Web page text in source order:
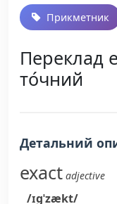
Прикметник
Переклад
то́чний
Детальний
exact adjective
/ɪɡˈzækt/